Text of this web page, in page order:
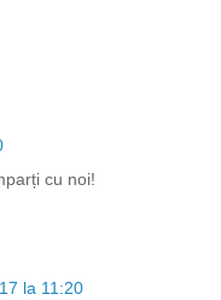
cu noi!
la 11:20